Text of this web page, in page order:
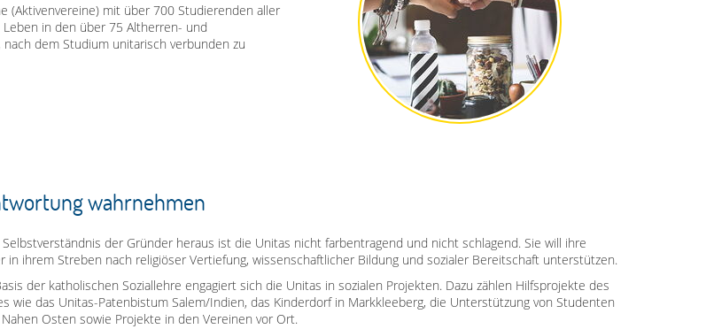
(Aktivenvereine) mit über 700 Studierenden aller
in den über 75 Altherren- und
dem Studium unitarisch verbunden zu
wahrnehmen
der Gründer heraus ist die Unitas nicht farbentragend und nicht schlagend. Sie will ihre
in ihrem Streben nach religiöser Vertiefung, wissenschaftlicher Bildung und sozialer Bereitschaft unterstützen.
der katholischen Soziallehre engagiert sich die Unitas in sozialen Projekten. Dazu zählen Hilfsprojekte des
wie das Unitas-Patenbistum Salem/Indien, das Kinderdorf in Markkleeberg, die Unterstützung von Studenten
Osten sowie Projekte in den Vereinen vor Ort.